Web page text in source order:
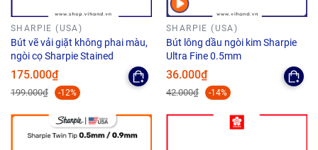
SHARPIE (USA)
Bút vẽ vải giặt không phai màu,
ngòi cọ Sharpie Stained
175.000₫
199.000₫ -12%
SHARPIE (USA)
Bút lông dầu ngòi kim Sharpie
Ultra Fine 0.5mm
36.000₫
42.000₫ -14%